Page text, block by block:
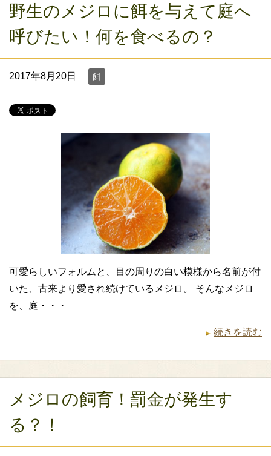
野生のメジロに餌を与えて庭へ
呼びたい！何を食べるの？
2017年8月20日 餌
可愛らしいフォルムと、目の周りの白い模様から名前が付
いた、古来より愛され続けているメジロ。 そんなメジロ
を、庭・・・
続きを読む
メジロの飼育！罰金が発生す
る？！